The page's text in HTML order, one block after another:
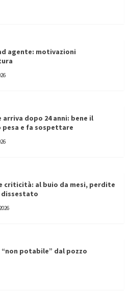
agente: motivazioni
arriva dopo 24 anni: bene il
e fa sospettare
criticità: al buio da mesi, perdite
dissestato
potabile” dal pozzo